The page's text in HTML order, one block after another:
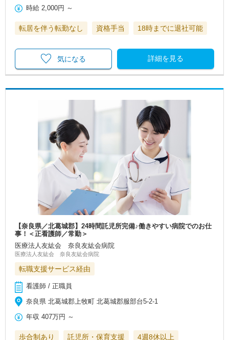
時給 2,000円 ～
転居を伴う転勤なし 資格手当 18時までに退社可能
詳細を見る
気になる
【奈良県／北葛城郡】24時間託児所完備♪働きやすい病院でのお仕
事！＜正看護師／常勤＞
医療法人友紘会 奈良友紘会病院
医療法人友紘会 奈良友紘会病院
転職支援サービス経由
看護師 / 正職員
奈良県 北葛城郡上牧町 北葛城郡服部台5-2-1
年収 407万円 ～
歩合制あり 託児所・保育支援
4週8休以上